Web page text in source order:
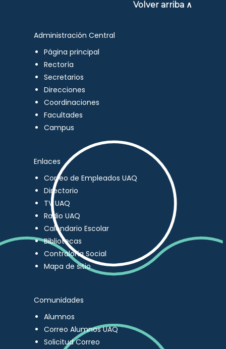
Volver arriba ∧
Administración Central
Página principal
Rectoría
Secretarios
Direcciones
Coordinaciones
Facultades
Campus
Enlaces
Correo de Empleados UAQ
Directorio
TV UAQ
Radio UAQ
Calendario Escolar
Bibliotecas
Contraloría Social
Mapa de sitio
Comunidades
Alumnos
Correo Alumnos UAQ
Solicitud Correo